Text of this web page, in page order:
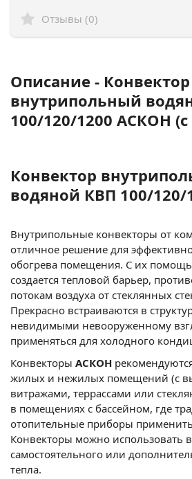
Отзывы (0)
Описание - Конвектор
внутрипольный
100/120/1200 АСКОН
Конвектор
водяной КВП 100/
Внутрипольные конвекторы от
отличное решение для
обогрева помещения. С их
создается тепловой барьер,
потокам воздуха от стеклянных
Прекрасно встраиваются в
невидимыми невооруженному
применяться для холодного
Конвекторы АСКОН
жилых и нежилых помещений (с
витражами, террассами или
в помещениях с бассейном, где
отопительные приборы
Конвекторы можно использовать в
самостоятельного или
тепла.